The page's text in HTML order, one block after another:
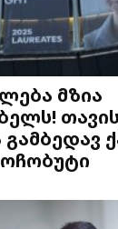
მზია
გამბედავ